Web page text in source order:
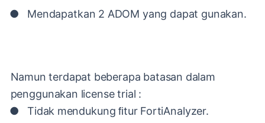
● Mendapatkan 2 ADOM yang dapat gunakan.
Namun terdapat beberapa batasan dalam
penggunakan license trial :
●
Tidak mendukung ﬁtur FortiAnalyzer.